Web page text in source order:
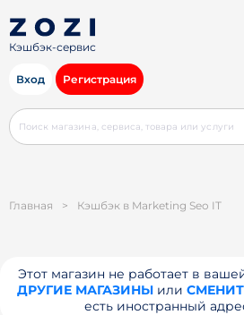
Кэшбэк-сервис
Вход Регистрация
Главная > Кэшбэк в Marketing Seo IT
Этот магазин не работает в
ДРУГИЕ МАГАЗИНЫили
есть иностранный